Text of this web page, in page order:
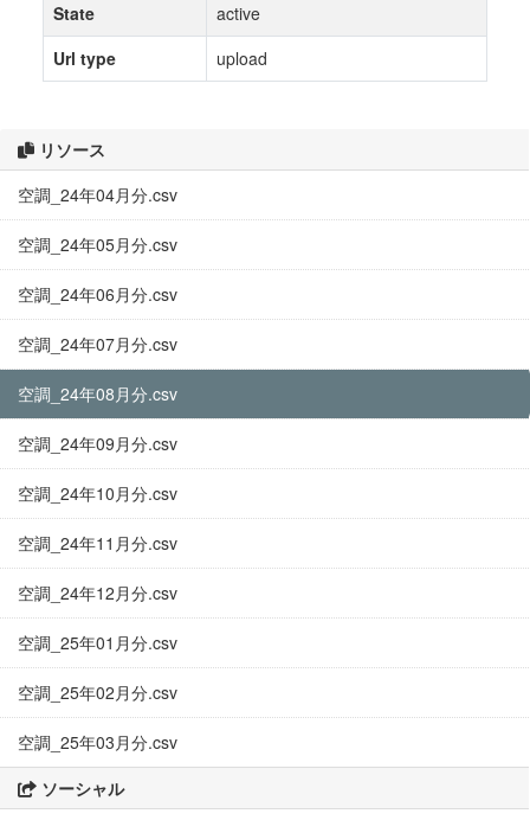
リソース
空調_24年04月分.csv
空調_24年05月分.csv
空調_24年06月分.csv
空調_24年07月分.csv
空調_24年08月分.csv
空調_24年09月分.csv
空調_24年10月分.csv
空調_24年11月分.csv
空調_24年12月分.csv
空調_25年01月分.csv
空調_25年02月分.csv
空調_25年03月分.csv
ソーシャル
State
active
Url type
upload